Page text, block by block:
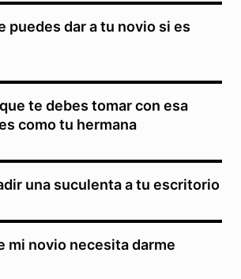
puedes dar a tu novio si es
te debes tomar con esa
como tu hermana
una suculenta a tu escritorio
mi novio necesita darme